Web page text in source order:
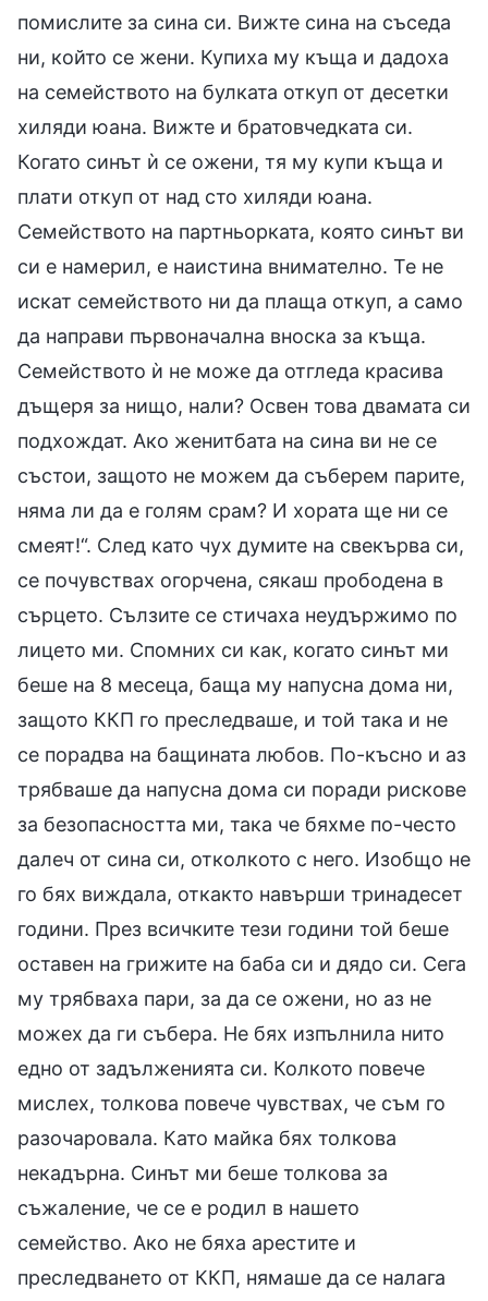
помислите за сина си. Вижте сина на съседа
ни, който се жени. Купиха му къща и дадоха
на семейството на булката откуп от десетки
хиляди юана. Вижте и братовчедката си.
Когато синът ѝ се ожени, тя му купи къща и
плати откуп от над сто хиляди юана.
Семейството на партньорката, която синът ви
си е намерил, е наистина внимателно. Те не
искат семейството ни да плаща откуп, а само
да направи първоначална вноска за къща.
Семейството ѝ не може да отгледа красива
дъщеря за нищо, нали? Освен това двамата си
подхождат. Ако женитбата на сина ви не се
състои, защото не можем да съберем парите,
няма ли да е голям срам? И хората ще ни се
смеят!“. След като чух думите на свекърва си,
се почувствах огорчена, сякаш прободена в
сърцето. Сълзите се стичаха неудържимо по
лицето ми. Спомних си как, когато синът ми
беше на 8 месеца, баща му напусна дома ни,
защото ККП го преследваше, и той така и не
се порадва на бащината любов. По-късно и аз
трябваше да напусна дома си поради рискове
за безопасността ми, така че бяхме по-често
далеч от сина си, отколкото с него. Изобщо не
го бях виждала, откакто навърши тринадесет
години. През всичките тези години той беше
оставен на грижите на баба си и дядо си. Сега
му трябваха пари, за да се ожени, но аз не
можех да ги събера. Не бях изпълнила нито
едно от задълженията си. Колкото повече
мислех, толкова повече чувствах, че съм го
разочаровала. Като майка бях толкова
некадърна. Синът ми беше толкова за
съжаление, че се е родил в нашето
семейство. Ако не бяха арестите и
преследването от ККП, нямаше да се налага